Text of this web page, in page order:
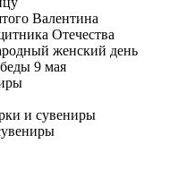
Валентина
Отечества
женский день
9 мая
и сувениры